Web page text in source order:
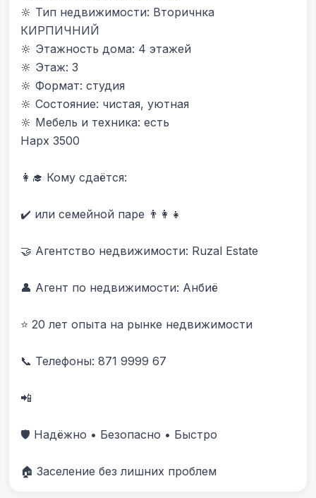
🔆 Тип недвижимости: Вторичнка
КИРПИЧНИЙ
🔆 Этажность дома: 4 этажей
🔆 Этаж: 3
🔆 Формат: студия
🔆 Состояние: чистая, уютная
🔆 Мебель и техника: есть
Нарх 3500
👩‍🎓 Кому сдаётся:
✔️ или семейной паре 👨‍👩‍👧
🤝 Агентство недвижимости: Ruzal Estate
👤 Агент по недвижимости: Анбиë
⭐ 20 лет опыта на рынке недвижимости
📞 Телефоны: 871 9999 67
📲
🛡️ Надёжно • Безопасно • Быстро
🏠 Заселение без лишних проблем